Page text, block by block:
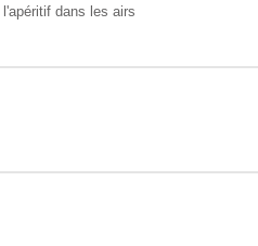
dans les airs